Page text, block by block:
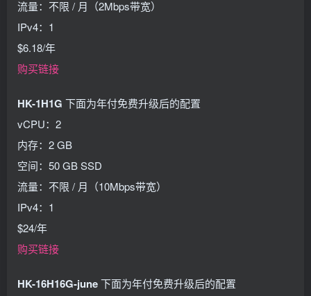
流量：不限 / 月（2Mbps带宽）
IPv4：1
$6.18/年
购买链接
HK-1H1G 下面为年付免费升级后的配置
vCPU：2
内存：2 GB
空间：50 GB SSD
流量：不限 / 月（10Mbps带宽）
IPv4：1
$24/年
购买链接
HK-16H16G-june下面为年付免费升级后的配置